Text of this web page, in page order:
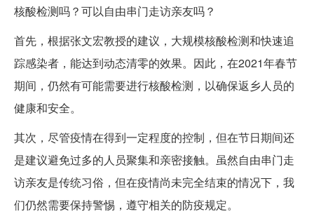
核酸检测吗？可以自由串门走访亲友吗？
首先，根据张文宏教授的建议，大规模核酸检测和快速追
踪感染者，能达到动态清零的效果。因此，在2021年春节
期间，仍然有可能需要进行核酸检测，以确保返乡人员的
健康和安全。
其次，尽管疫情在得到一定程度的控制，但在节日期间还
是建议避免过多的人员聚集和亲密接触。虽然自由串门走
访亲友是传统习俗，但在疫情尚未完全结束的情况下，我
们仍然需要保持警惕，遵守相关的防疫规定。